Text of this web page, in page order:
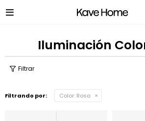

Iluminación
Filtrando por: Color: Rosa